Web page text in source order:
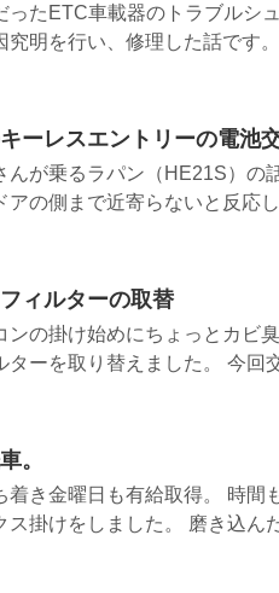
ったETC車載器のトラブルシ
究明を行い、修理した話です。
ーレスエントリーの電池
んが乗るラパン（HE21S）の
アの側まで近寄らないと反応
ィルターの取替
ンの掛け始めにちょっとカビ
ターを取り替えました。 今回
。
着き金曜日も有給取得。 時間
ス掛けをしました。 磨き込ん